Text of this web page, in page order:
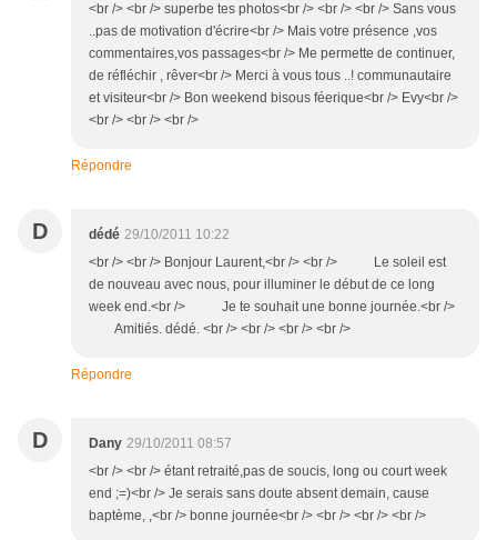
<br /> <br /> superbe tes photos<br /> <br /> <br /> Sans vous
..pas de motivation d'écrire<br /> Mais votre présence ,vos
commentaires,vos passages<br /> Me permette de continuer,
de réfléchir , rêver<br /> Merci à vous tous ..! communautaire
et visiteur<br /> Bon weekend bisous féerique<br /> Evy<br />
<br /> <br /> <br />
Répondre
D dédé 29/10/2011 10:22
<br /> <br /> Bonjour Laurent,<br /> <br /> Le soleil est
de nouveau avec nous, pour illuminer le début de ce long
week end.<br /> Je te souhait une bonne journée.<br />
Amitiés. dédé. <br /> <br /> <br /> <br />
Répondre
D Dany 29/10/2011 08:57
<br /> <br /> étant retraité,pas de soucis, long ou court week
end ;=)<br /> Je serais sans doute absent demain, cause
baptème, ,<br /> bonne journée<br /> <br /> <br /> <br />